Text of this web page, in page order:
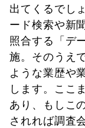
出てくるでし
ード検索や新
照合する「デ
施。そのうえ
ような業歴や
します。ここ
あり、もしこ
されれば調査